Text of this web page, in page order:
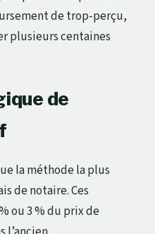
de trop-perçu,
plusieurs centaines
de
la méthode la plus
de notaire. Ces
ou 3 % du prix de